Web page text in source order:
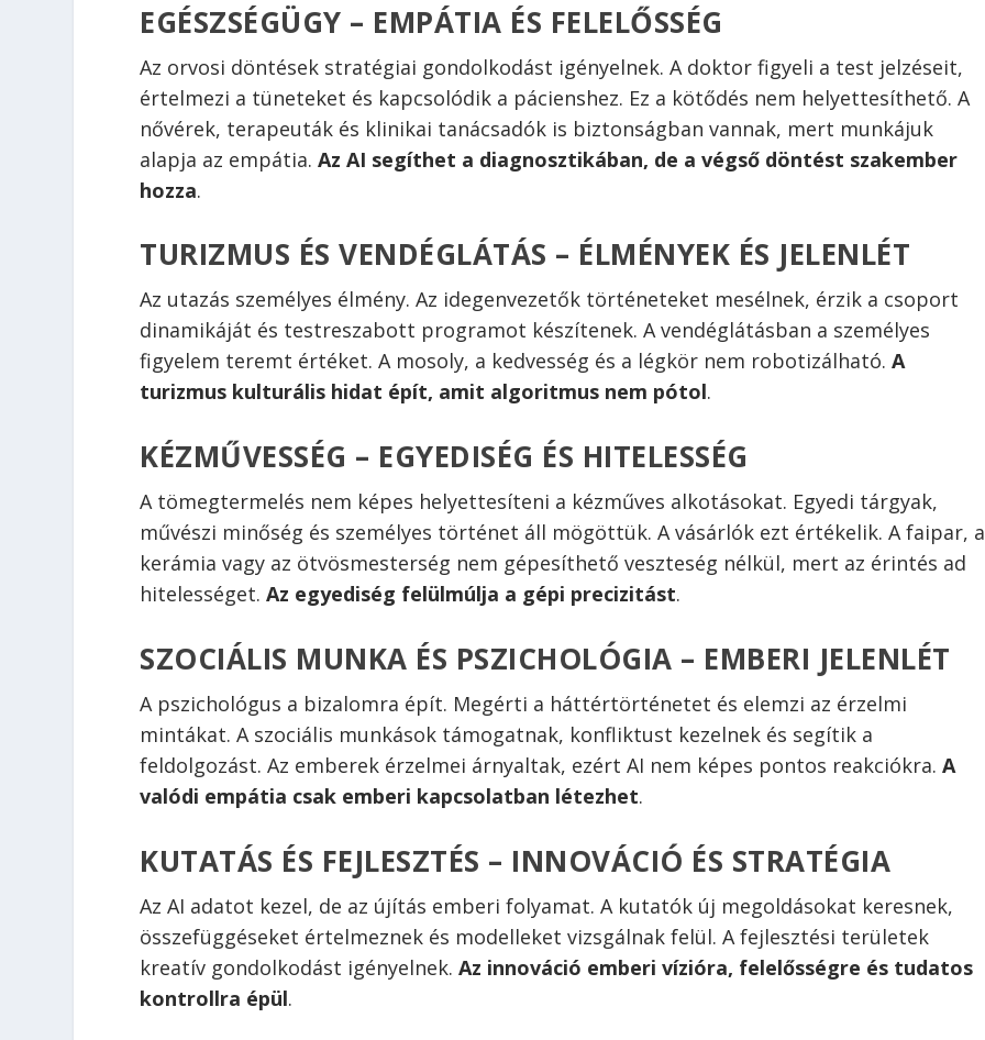
EGÉSZSÉGÜGY – EMPÁTIA ÉS FELELŐSSÉG
Az orvosi döntések stratégiai gondolkodást igényelnek. A doktor figyeli a test jelzéseit,
értelmezi a tüneteket és kapcsolódik a pácienshez. Ez a kötődés nem helyettesíthető. A
nővérek, terapeuták és klinikai tanácsadók is biztonságban vannak, mert munkájuk
alapja az empátia.Az AI segíthet a diagnosztikában, de a végső döntést szakember
hozza.
TURIZMUS ÉS VENDÉGLÁTÁS – ÉLMÉNYEK ÉS JELENLÉT
Az utazás személyes élmény. Az idegenvezetők történeteket mesélnek, érzik a csoport
dinamikáját és testreszabott programot készítenek. A vendéglátásban a személyes
figyelem teremt értéket. A mosoly, a kedvesség és a légkör nem robotizálható.A
turizmus kulturális hidat épít, amit algoritmus nem pótol.
KÉZMŰVESSÉG – EGYEDISÉG ÉS HITELESSÉG
A tömegtermelés nem képes helyettesíteni a kézműves alkotásokat. Egyedi tárgyak,
művészi minőség és személyes történet áll mögöttük. A vásárlók ezt értékelik. A faipar, a
kerámia vagy az ötvösmesterség nem gépesíthető veszteség nélkül, mert az érintés ad
hitelességet.Az egyediség felülmúlja a gépi precizitást.
SZOCIÁLIS MUNKA ÉS PSZICHOLÓGIA – EMBERI JELENLÉT
A pszichológus a bizalomra épít. Megérti a háttértörténetet és elemzi az érzelmi
mintákat. A szociális munkások támogatnak, konfliktust kezelnek és segítik a
feldolgozást. Az emberek érzelmei árnyaltak, ezért AI nem képes pontos reakciókra.A
valódi empátia csak emberi kapcsolatban létezhet.
KUTATÁS ÉS FEJLESZTÉS – INNOVÁCIÓ ÉS STRATÉGIA
Az AI adatot kezel, de az újítás emberi folyamat. A kutatók új megoldásokat keresnek,
összefüggéseket értelmeznek és modelleket vizsgálnak felül. A fejlesztési területek
kreatív gondolkodást igényelnek.Az innováció emberi vízióra, felelősségre és tudatos
kontrollra épül.